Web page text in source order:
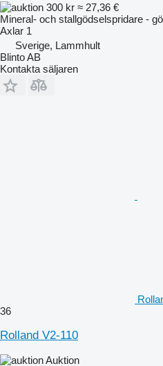
300 kr ≈ 27,36 €
Mineral- och stallgödselspridare -
Axlar 1
Sverige, Lammhult
Blinto AB
Kontakta säljaren
36
Rolland V2-110
Auktion